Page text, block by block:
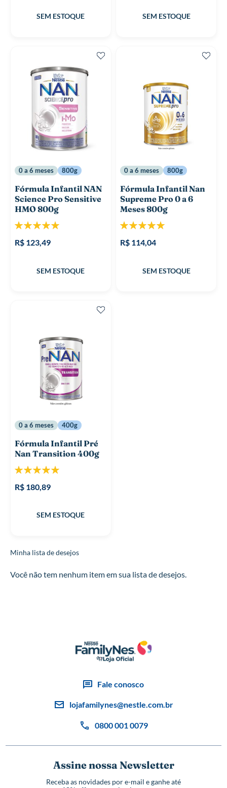
0 a 6 meses 800g
Fórmula Infantil NAN
Science Pro Sensitive
HMO 800g
Classificação:
R$ 123,49
0 a 6 meses 800g
Fórmula Infantil Nan
Supreme Pro 0 a 6
Meses 800g
Classificação:
R$ 114,04
0 a 6 meses 400g
Fórmula Infantil Pré
Nan Transition 400g
Classificação:
R$ 180,89
Minha lista de desejos
Você não tem nenhum item em sua lista de desejos.
Fale conosco
lojafamilynes@nestle.com.br
0800 001 0079
Assine nossa Newsletter
Receba as novidades por e-mail e ganhe até